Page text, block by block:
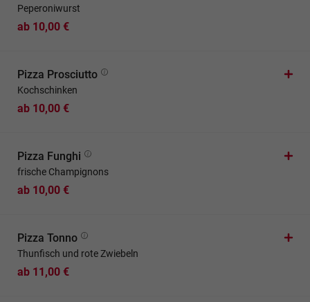
Peperoniwurst
ab 10,00 €
Pizza Prosciutto
Kochschinken
ab 10,00 €
Pizza Funghi
frische Champignons
ab 10,00 €
Pizza Tonno
Thunfisch und rote Zwiebeln
ab 11,00 €